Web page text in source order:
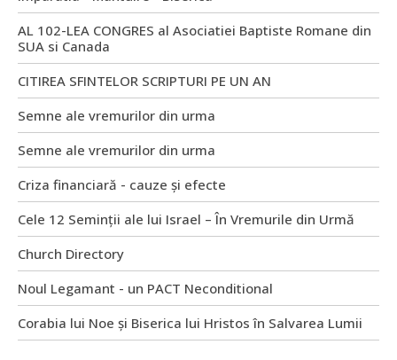
AL 102-LEA CONGRES al Asociatiei Baptiste Romane din
SUA si Canada
CITIREA SFINTELOR SCRIPTURI PE UN AN
Semne ale vremurilor din urma
Semne ale vremurilor din urma
Criza financiară - cauze și efecte
Cele 12 Seminții ale lui Israel – În Vremurile din Urmă
Church Directory
Noul Legamant - un PACT Neconditional
Corabia lui Noe și Biserica lui Hristos în Salvarea Lumii